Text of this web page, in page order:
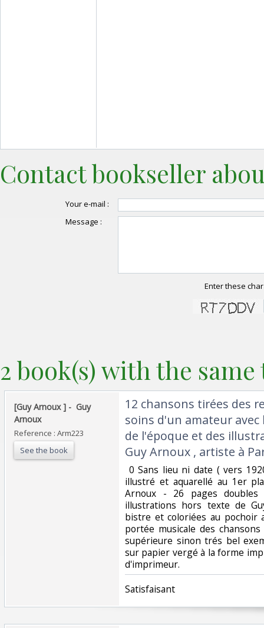
Contact bookseller
Your e-mail :
Message :
Enter these
2 book(s) with the
‎[Guy Arnoux ] - ‎ ‎Guy
Arnoux ‎
Reference : Arm223
See the book
‎12 chansons tirées des
soins d'un amateur
de l'époque et des
Guy Arnoux , artiste à
0 Sans lieu ni date ( vers
illustré et aquarellé au 1er
Arnoux - 26 pages
illustrations hors texte de
bistre et coloriées au pochoir
portée musicale des
supérieure sinon trés bel
sur papier vergé à la forme
d'imprimeur.‎
‎Satisfaisant ‎